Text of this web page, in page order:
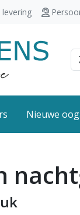
levering
Nieuwe